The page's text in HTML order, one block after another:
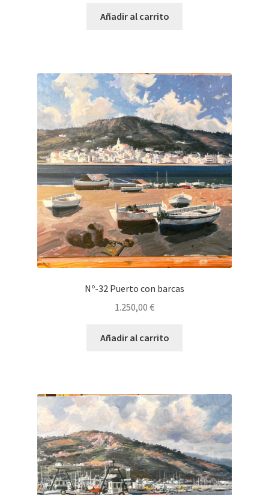
Añadir al carrito
Nº-32 Puerto con barcas
1.250,00 €
Añadir al carrito